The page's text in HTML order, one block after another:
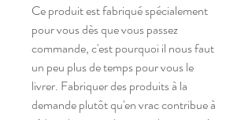
Ce produit est fabriqué spécialement
pour vous dès que vous passez
commande, c'est pourquoi il nous faut
un peu plus de temps pour vous le
livrer. Fabriquer des produits à la
demande plutôt qu'en vrac contribue à